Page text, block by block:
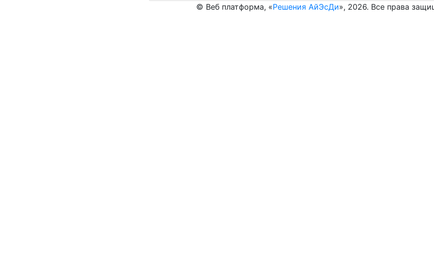
© Веб платформа, «Решения АйЭсДи», 2026. Все права